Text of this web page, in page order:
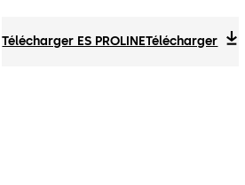
Télécharger ES PROLINETélécharger